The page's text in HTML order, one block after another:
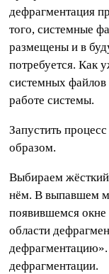
дефрагментация
того, системные
размещены и в
потребуется. Как
системных
работе системы.
Запустить
образом.
Выбираем
нём. В выпавшем
появившемся окне
области
дефрагментации.